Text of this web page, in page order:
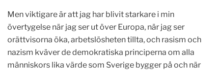
Men viktigare är att jag har blivit starkare i min
övertygelse när jag ser ut över Europa, när jag ser
orättvisorna öka, arbetslösheten tillta, och rasism och
nazism kväver de demokratiska principerna om alla
människors lika värde som Sverige bygger på och när